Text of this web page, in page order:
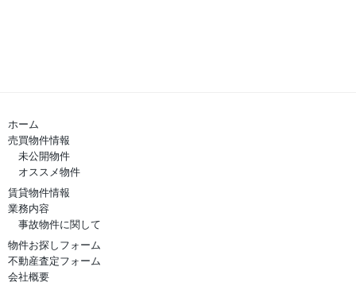
ホーム
売買物件情報
未公開物件
オススメ物件
賃貸物件情報
業務内容
事故物件に関して
物件お探しフォーム
不動産査定フォーム
会社概要